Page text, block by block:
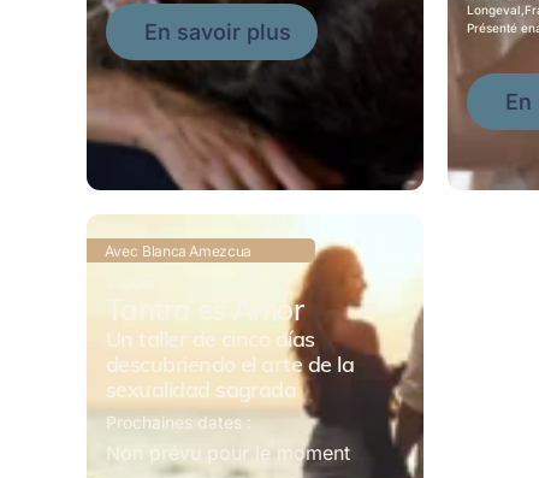
En savoir plus
Longeval,
Présenté en
Avec Blanca Amezcua
Tantra es Amor
Un taller de cinco días
descubriendo el arte de la
sexualidad sagrada
Prochaines dates :
Non prévu pour le moment